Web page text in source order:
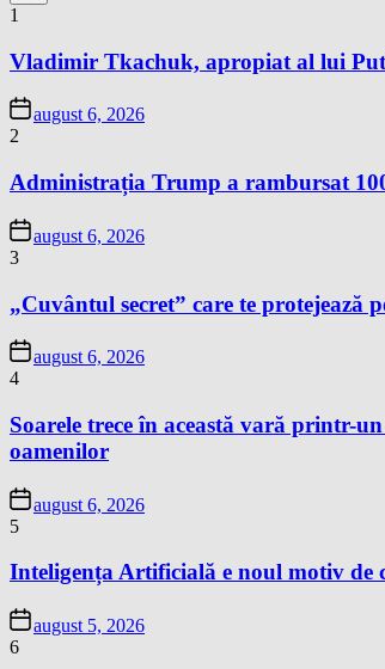
1
Vladimir Tkachuk, apropiat al lui
august 6, 2026
2
Administrația Trump a rambursat
august 6, 2026
3
„Cuvântul secret” care te protejează
august 6, 2026
4
Soarele trece în această vară printr-
oamenilor
august 6, 2026
5
Inteligența Artificială e noul motiv de
august 5, 2026
6